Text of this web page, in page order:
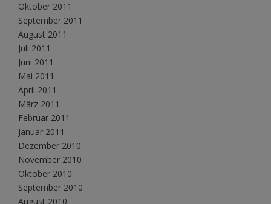
Oktober 2011
September 2011
August 2011
Juli 2011
Juni 2011
Mai 2011
April 2011
März 2011
Februar 2011
Januar 2011
Dezember 2010
November 2010
Oktober 2010
September 2010
August 2010